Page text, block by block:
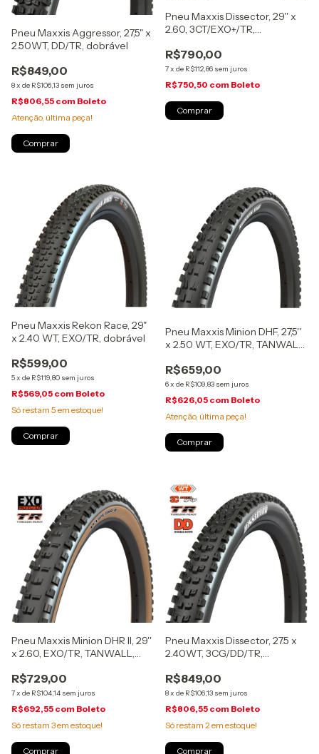
Pneu Maxxis Aggressor, 27,5" x
2.50WT, DD/TR, dobrável
R$849,00
8x de R$106,13 sem juros
R$806,55 com Boleto
Atenção, última peça!
Pneu Maxxis Dissector, 29'' x
2.60, 3CT/EXO+/TR,
R$790,00
7x de R$112,86 sem juros
R$750,50 com Boleto
Pneu Maxxis Rekon Race, 29"
x 2.40 WT, EXO/TR, dobrável
R$599,00
5x de R$119,80 sem juros
R$569,05 com Boleto
Só restam 5 em estoque!
Pneu Maxxis Minion DHF, 27,5''
x 2.50 WT, EXO/TR, TANWALL,
R$659,00
6x de R$109,83 sem juros
R$626,05 com Boleto
Atenção, última peça!
Pneu Maxxis Minion DHR II, 29''
x 2.60, EXO/TR, TANWALL,
R$729,00
7x de R$104,14 sem juros
R$692,55 com Boleto
Só restam 3em estoque!
Pneu Maxxis Dissector, 27.5 x
2.40WT, 3CG/DD/TR,
R$849,00
8x de R$106,13 sem juros
R$806,55 com Boleto
Só restam 2 em estoque!